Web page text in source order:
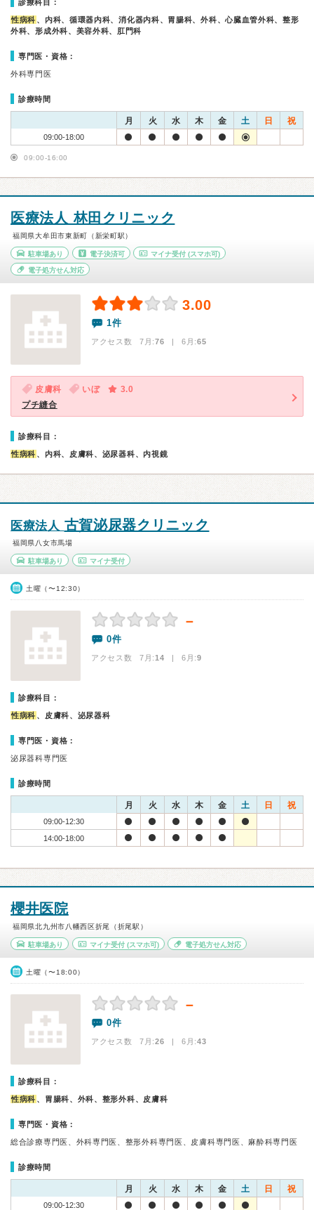
診療科目：
性病科 、内科、循環器内科、消化器内科、胃腸科、外科、心臓血管外科、整形
外科、形成外科、美容外科、肛門科
専門医・資格：
外科専門医
診療時間
月 火 水 木 金 土 日 祝
09:00-18:00
09:00-16:00
医療法人 林田クリニック
福岡県大牟田市東新町（新栄町駅）
駐車場あり 電子決済可 マイナ受付 (スマホ可)
電子処方せん対応
3.00
1件
アクセス数 7月:76 | 6月:65
皮膚科 いぼ
3.0
プチ縫合
診療科目：
性病科 、内科、皮膚科、泌尿器科、内視鏡
医療法人 古賀泌尿器クリニック
福岡県八女市馬場
駐車場あり マイナ受付
土曜（〜12:30）
－
0件
アクセス数 7月:14 | 6月:9
診療科目：
性病科 、皮膚科、泌尿器科
専門医・資格：
泌尿器科専門医
診療時間
月 火 水 木 金 土 日 祝
09:00-12:30
14:00-18:00
櫻井医院
福岡県北九州市八幡西区折尾（折尾駅）
駐車場あり マイナ受付(スマホ可) 電子処方せん対応
土曜（〜18:00）
－
0件
アクセス数 7月:26 | 6月:43
診療科目：
性病科 、胃腸科、外科、整形外科、皮膚科
専門医・資格：
総合診療専門医、外科専門医、整形外科専門医、皮膚科専門医、麻酔科専門医
診療時間
月 火 水 木 金 土 日 祝
09:00-12:30